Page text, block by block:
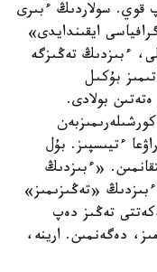
قوي. سولاردىڭ ءبىرى
ايقىندايدى»
ءبىزدىڭ تەڭىزگە
بۇكىل
ەتەتىن بولادى.
ءتيىسپىز. بۇل
«ءبىزدىڭ
«تەڭىزىمىز»
تەڭىز دەپ
دەگەنمىن. ارينە،